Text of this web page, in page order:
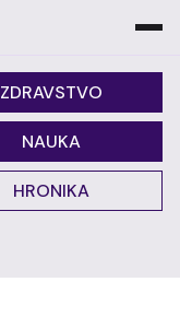
ZDRAVSTVO
NAUKA
HRONIKA